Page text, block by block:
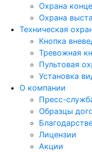
Охрана
Охрана
Техническая
Кнопка
Тревожная
Пультовая
Установка
О компании
Пресс-
Образцы
Лицензии
Акции